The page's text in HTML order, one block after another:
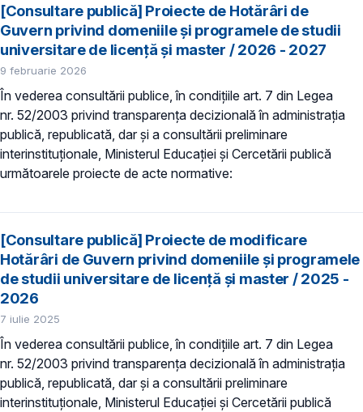
[Consultare publică] Proiecte de Hotărâri de
Guvern privind domeniile şi programele de studii
universitare de licență și master / 2026 - 2027
9 februarie 2026
În vederea consultării publice, în condiţiile art. 7 din Legea
nr. 52/2003 privind transparenţa decizională în administraţia
publică, republicată, dar și a consultării preliminare
interinstituționale, Ministerul Educaţiei și Cercetării publică
următoarele proiecte de acte normative:
[Consultare publică] Proiecte de modificare
Hotărâri de Guvern privind domeniile şi programele
de studii universitare de licență și master / 2025 -
2026
7 iulie 2025
În vederea consultării publice, în condiţiile art. 7 din Legea
nr. 52/2003 privind transparenţa decizională în administraţia
publică, republicată, dar și a consultării preliminare
interinstituționale, Ministerul Educaţiei și Cercetării publică